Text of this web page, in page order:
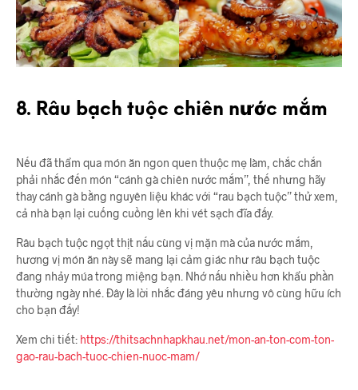
8. Râu bạch tuộc chiên nước mắm
Nếu đã thẩm qua món ăn ngon quen thuộc mẹ làm, chắc chắn
phải nhắc đến món “cánh gà chiên nước mắm”, thế nhưng hãy
thay cánh gà bằng nguyên liệu khác với “rau bạch tuộc” thử xem,
cả nhà bạn lại cuống cuồng lên khi vét sạch đĩa đấy.
Râu bạch tuộc ngọt thịt nấu cùng vị mặn mà của nước mắm,
hương vị món ăn này sẽ mang lại cảm giác như râu bạch tuộc
đang nhảy múa trong miệng bạn. Nhớ nấu nhiều hơn khẩu phần
thường ngày nhé. Đây là lời nhắc đáng yêu nhưng vô cùng hữu ích
cho bạn đấy!
Xem chi tiết: https://thitsachnhapkhau.net/mon-an-ton-com-ton-
gao-rau-bach-tuoc-chien-nuoc-mam/